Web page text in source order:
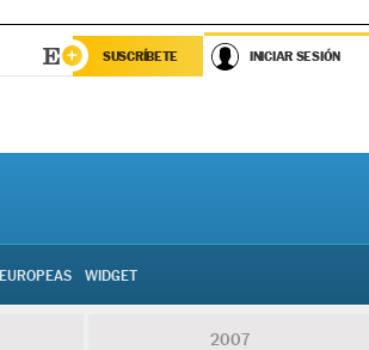
SUSCRÍBETE INICIAR SESIÓN
EUROPEAS WIDGET
2007